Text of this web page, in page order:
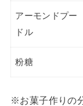
アーモンドプー
ドル
粉糖
※お菓子作りの